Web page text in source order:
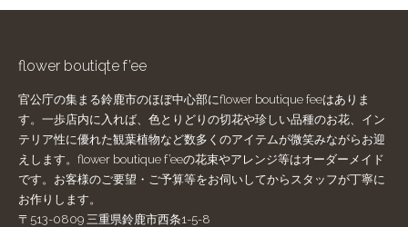
flower boutiqte f’ee
官公庁の集まる鈴鹿市のほぼ中心部にflower boutique feeはありま
す。一歩店内に入れば、色とりどりの切花や珍しい品種のお花、イン
テリア性に優れた観葉植物など数多くのアイテムが微笑みながらお迎
えします。flower boutique f’eeの花束やアレンジ等はオーダーメイド
です。お客様のご要望・ご予算等をお伺いしてからスタッフが丁寧に
お作りします。
〒513-0809 三重県鈴鹿市西条1-5-8